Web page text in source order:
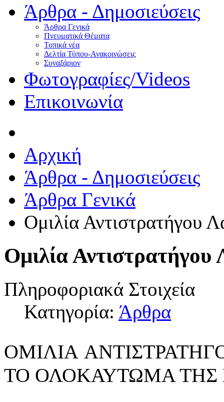
Άρθρα - Δημοσιεύσεις
Άρθρα Γενικά
Πνευματικά Θέματα
Τοπικά νέα
Δελτία Τύπου-Ανακοινώσεις
Συναξάριον
Φωτογραφίες/Videos
Επικοινωνία
Αρχική
Άρθρα - Δημοσιεύσεις
Άρθρα Γενικά
Ομιλία Αντιστρατήγου
Ομιλία
Πληροφοριακά Στοιχεία
Κατηγορία: Άρθρα
ΟΜΙΛΙΑ
ΤΟ ΟΛΟΚΑΥΤΩΜΑ ΤΗΣ